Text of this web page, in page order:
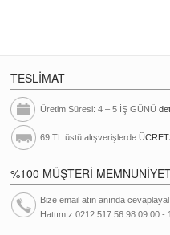
TESLİMAT
Üretim Süresi: 4 – 5 İŞ GÜNÜ
69 TL üstü alışverişlerde
%100 MÜŞTERİ
Bize email atın anında
Hattımız 0212 517 56 98 09:00 -